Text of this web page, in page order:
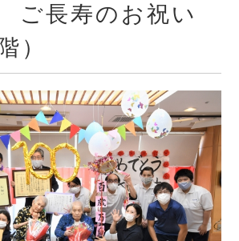
ご長寿のお祝い
）